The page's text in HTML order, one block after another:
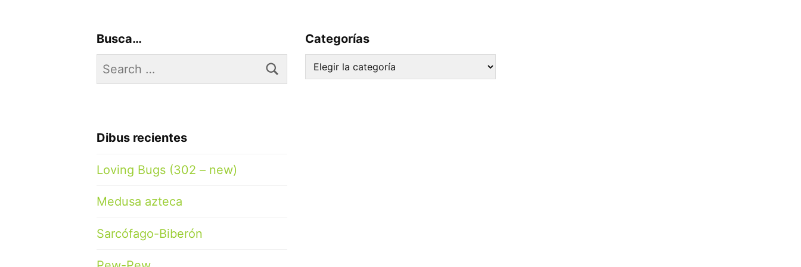
Busca…
Search
for:
Dibus recientes
Loving Bugs (302 – new)
Medusa azteca
Sarcófago-Biberón
Categorías
Categorías